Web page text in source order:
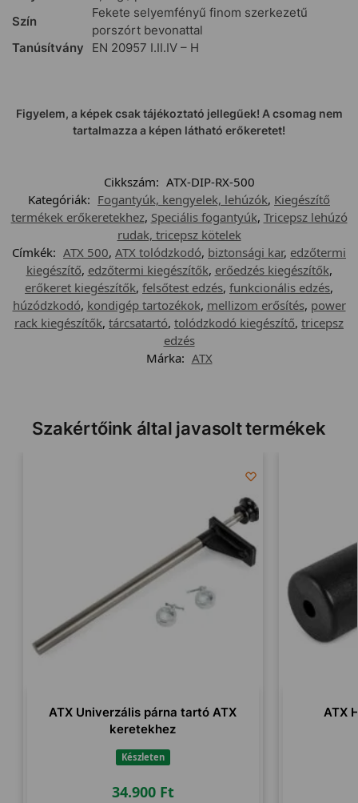
Szín
Fekete selyemfényű finom szerkezetű
porszórt bevonattal
Tanúsítvány
EN 20957 I.II.IV – H
Figyelem, a képek csak tájékoztató jellegűek! A csomag nem
tartalmazza a képen látható erőkeretet!
Cikkszám: ATX-DIP-RX-500
Kategóriák: Fogantyúk, kengyelek, lehúzók, Kiegészítő
termékek erőkeretekhez, Speciális fogantyúk, Tricepsz lehúzó
rudak, tricepsz kötelek
Címkék: ATX 500, ATX tolódzkodó, biztonsági kar, edzőtermi
kiegészítő, edzőtermi kiegészítők, erőedzés kiegészítők,
erőkeret kiegészítők, felsőtest edzés, funkcionális edzés,
húzódzkodó, kondigép tartozékok, mellizom erősítés, power
rack kiegészítők, tárcsatartó, tolódzkodó kiegészítő, tricepsz
edzés
Márka: ATX
Szakértőink által javasolt termékek
ATX Univerzális párna tartó ATX
keretekhez
Készleten
34.900 Ft
ATX